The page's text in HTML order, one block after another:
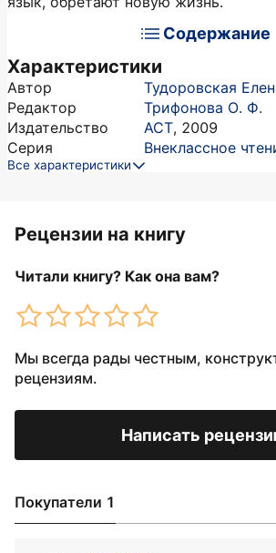
Содержание
Характеристики
Автор
Тудоровская
Редактор
Трифонова О. Ф.
Издательство
АСТ, 2009
Серия
Внеклассное
Все характеристики
Рецензии на книгу
Читали книгу? Как она вам?
Мы всегда рады честным,
рецензиям.
Написать
Покупатели 1